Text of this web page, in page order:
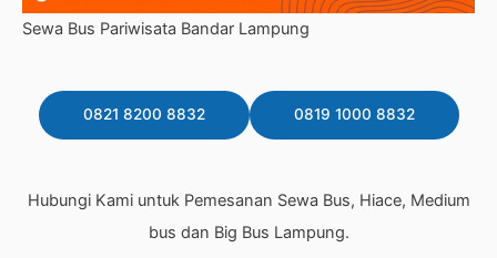
Sewa Bus Pariwisata Bandar Lampung
0821 8200 8832 0819 1000 8832
Hubungi Kami untuk Pemesanan Sewa Bus, Hiace, Medium
bus dan Big Bus Lampung.